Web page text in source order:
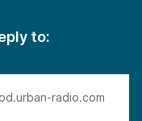
to:
radio.com